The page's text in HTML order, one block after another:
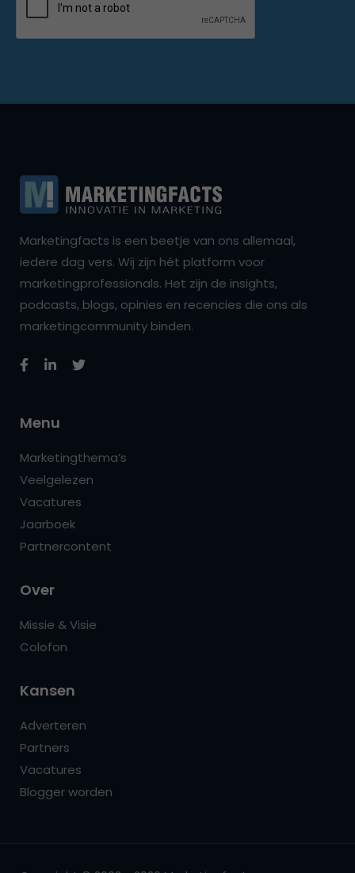
Marketingfacts is een beetje van ons allemaal,
iedere dag vers. Wij zijn hét platform voor
marketingprofessionals. Het zijn de insights,
podcasts, blogs, opinies en recencies die ons als
marketingcommunity binden.
Menu
Marketingthema’s
Veelgelezen
Vacatures
Jaarboek
Partnercontent
Over
Missie & Visie
Colofon
Kansen
Adverteren
Partners
Vacatures
Blogger worden